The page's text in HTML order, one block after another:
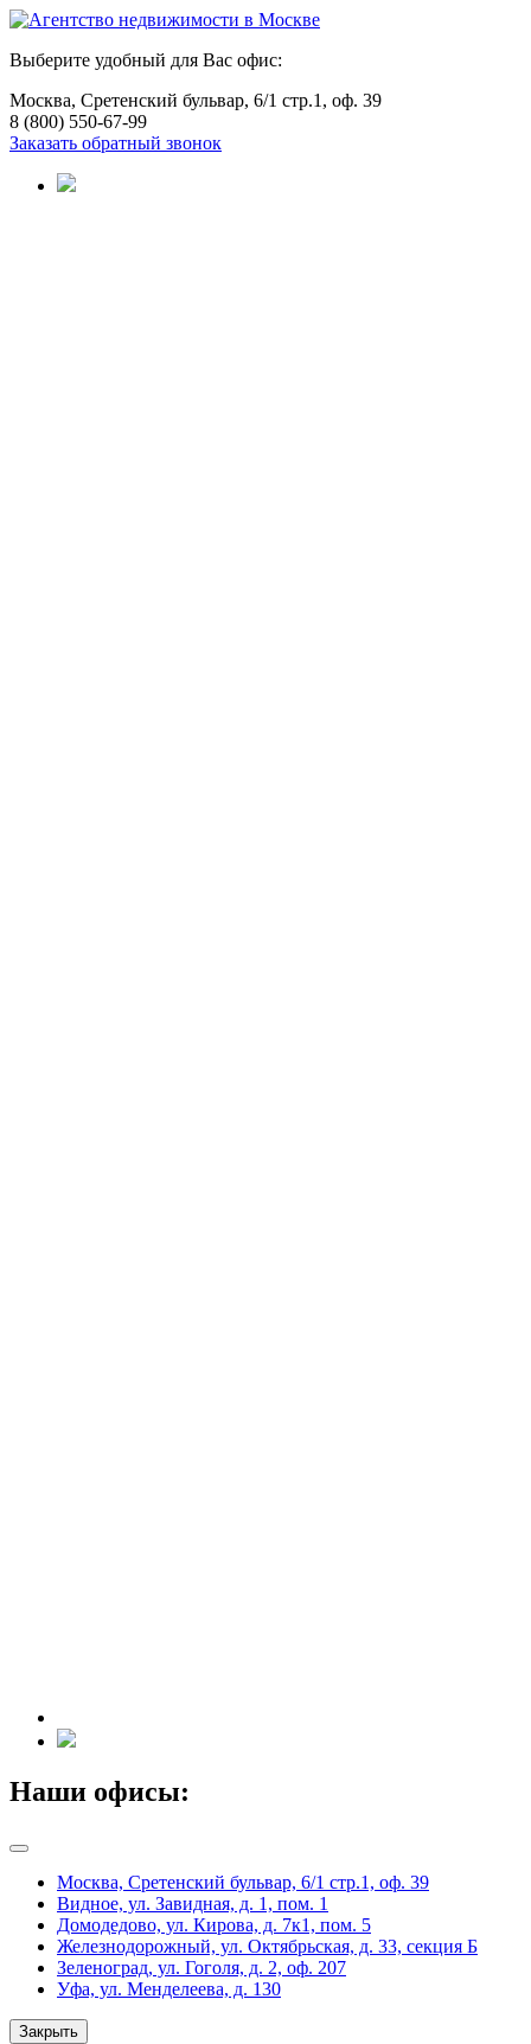
Выберите удобный для Вас офис:
Москва, Сретенский бульвар, 6/1 стр.1, оф. 39
8 (800) 550-67-99
Заказать обратный звонок
Наши офисы:
Москва, Сретенский бульвар, 6/1 стр.1, оф. 39
Видное, ул. Завидная, д. 1, пом. 1
Домодедово, ул. Кирова, д. 7к1, пом. 5
Железнодорожный, ул. Октябрьская, д. 33, секция Б
Зеленоград, ул. Гоголя, д. 2, оф. 207
Уфа, ул. Менделеева, д. 130
Закрыть